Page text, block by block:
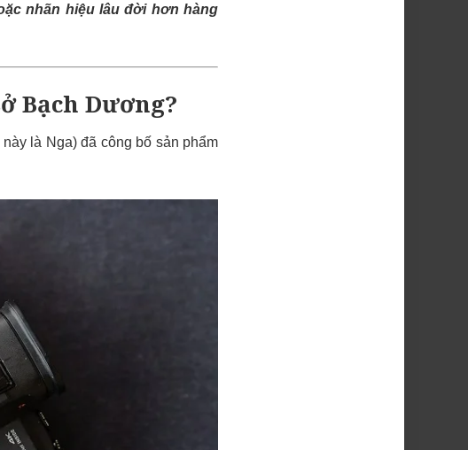
nhãn hiệu lâu đời hơn hàng
Bạch Dương?
là Nga) đã công bố sản phẩm